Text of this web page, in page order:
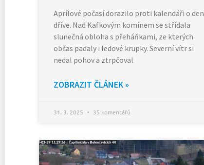
Aprílové počasí dorazilo proti kalendáři o den
dříve. Nad Kafkovým komínem se střídala
slunečná obloha s přeháňkami, ze kterých
občas padaly i ledové krupky. Severní vítr si
nedal pohov a ztrpčoval
ZOBRAZIT ČLÁNEK »
31. 3. 2025 35 komentářů